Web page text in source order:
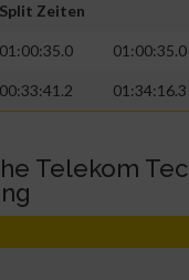
Split Zeiten
01:00:35.0 01:00:35.0
00:33:41.2 01:34:16.3
Telekom